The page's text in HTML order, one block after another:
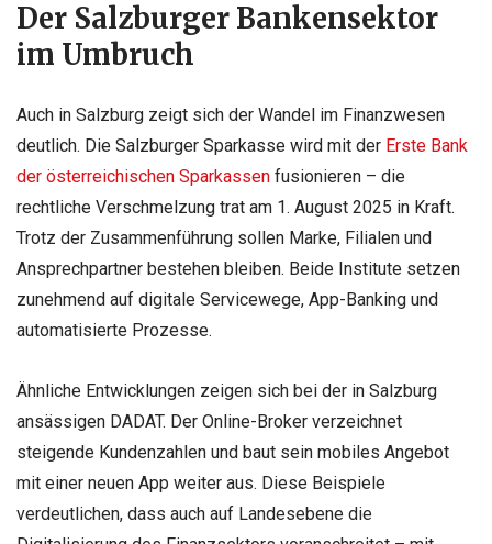
Der Salzburger Bankensektor
im Umbruch
Auch in Salzburg zeigt sich der Wandel im Finanzwesen
deutlich. Die Salzburger Sparkasse wird mit der Erste Bank
der österreichischen Sparkassen fusionieren – die
rechtliche Verschmelzung trat am 1. August 2025 in Kraft.
Trotz der Zusammenführung sollen Marke, Filialen und
Ansprechpartner bestehen bleiben. Beide Institute setzen
zunehmend auf digitale Servicewege, App-Banking und
automatisierte Prozesse.
Ähnliche Entwicklungen zeigen sich bei der in Salzburg
ansässigen DADAT. Der Online-Broker verzeichnet
steigende Kundenzahlen und baut sein mobiles Angebot
mit einer neuen App weiter aus. Diese Beispiele
verdeutlichen, dass auch auf Landesebene die